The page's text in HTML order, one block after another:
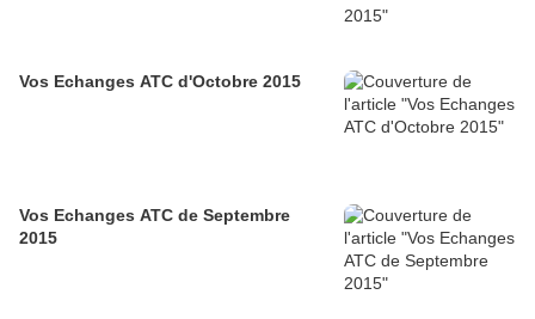
Vos Echanges ATC d'Octobre 2015
Vos Echanges ATC de Septembre
2015